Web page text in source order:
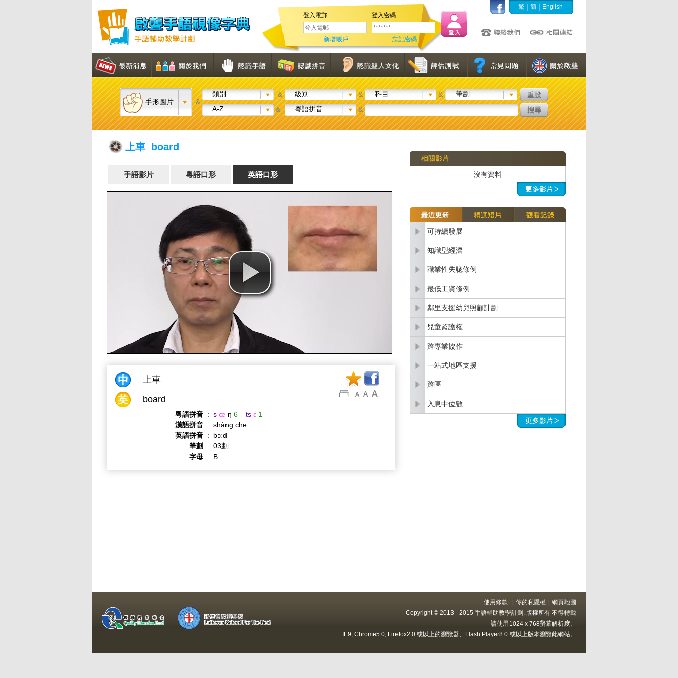
登入電郵 登入密碼
新增帳戶 忘記密碼
繁 | 簡 | English
手形圖片... &
類別... & 級別... & 科目... &
筆劃...
A-Z...
& 粵語拼音... &
上車 board
手語影片 粵語口形 英語口形
上車
board
粵語拼音 : s œ ŋ 6 ts ε 1
漢語拼音 : shàng chē
英語拼音 :
bɔːd
筆劃
: 03劃
字母 : B
沒有資料
可持續發展
知識型經濟
職業性失聰條例
最低工資條例
鄰里支援幼兒照顧計劃
兒童監護權
跨專業協作
一站式地區支援
跨區
入息中位數
使用條款 你的私隱權
網頁地圖
Copyright © 2013 - 2015 手語輔助教學計劃. 版權所有 不得轉載
請使用1024 x 768螢幕解析度、
IE9, Chrome5.0, Firefox2.0 或以上的瀏覽器、Flash Player8.0 或以上版本瀏覽此網站。